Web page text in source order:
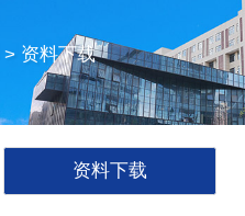
> 资料下载
资料下载